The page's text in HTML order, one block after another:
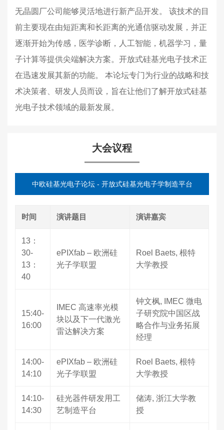
无晶圆厂公司能够灵活地进行新产品开发。 该技术的目
前主要现在由短距离和长距离的光通信驱动发展，并正
逐渐开始为传感，医学诊断，人工智能，机器学习，量
子计算等提供尖端解决方案。开放式硅基光电子技术正
在迅速发展其新的功能。 本论坛专门为行业的战略和技
术决策者、研发人员而设，旨在让他们了解开放式硅基
光电子技术领域的最新发展。
大会议程
中欧硅基光电子论坛 - 开放式硅基光电子学制造平台
时间 演讲题目 演讲嘉宾
13：
30-
13：
40
ePIXfab – 欧洲硅
光子学联盟
Roel Baets, 根特
大学教授
15:40-
16:00
IMEC 高速率光模
块以及下一代激光
雷达解决方案
钟文枫, IMEC 微电
子研究院中国区战
略合作与业务拓展
经理
14:00-
14:10
ePIXfab – 欧洲硅
光子学联盟
Roel Baets, 根特
大学教授
14:10-
14:30
硅光器件研发用工
艺制造平台
储涛, 浙江大学教
授